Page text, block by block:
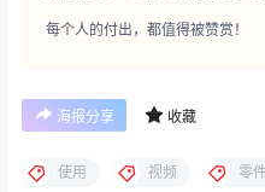
每个人的付出，都值得被赞赏！
海报分享 收藏
使用 视频 零